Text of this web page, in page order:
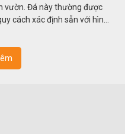
to lớn ngoài tự nhiên vào
khác, người ta gọi là “giả
vụ cho mục đích thưởng